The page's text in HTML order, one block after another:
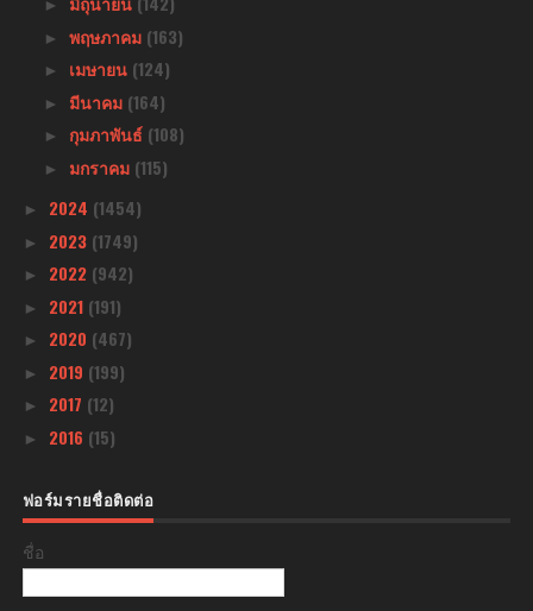
►
► พฤษภาคม (163)
► เมษายน (124)
► มีนาคม (164)
► กุมภาพันธ์ (108)
► มกราคม (115)
► 2024 (1454)
► 2023 (1749)
► 2022 (942)
► 2021 (191)
► 2020 (467)
► 2019 (199)
► 2017 (12)
► 2016 (15)
ฟอร์มรายชื่อติดต่อ
ชื่อ